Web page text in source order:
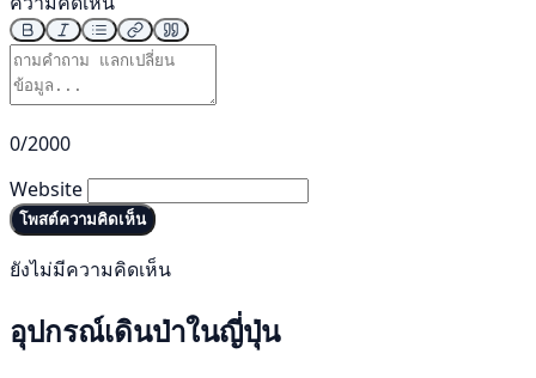
0/2000
Website
โพสต์ความคิดเห็น
ยังไม่มีความคิดเห็น
อุปกรณ์เดินป่าในญี่ปุ่น